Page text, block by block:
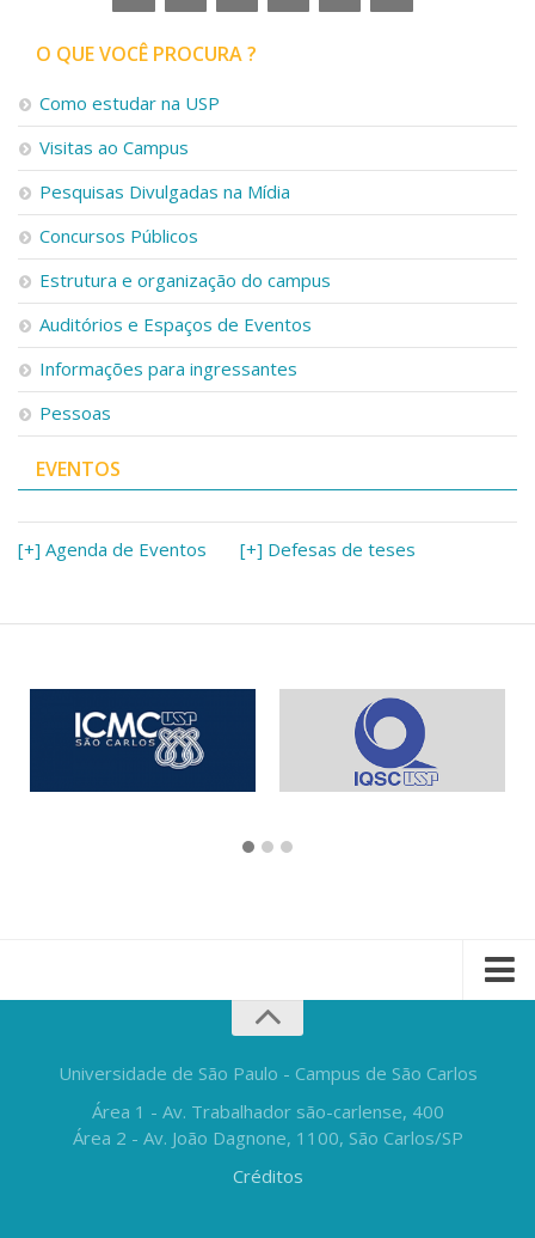
O QUE VOCÊ PROCURA ?
Como estudar na USP
Visitas ao Campus
Pesquisas Divulgadas na Mídia
Concursos Públicos
Estrutura e organização do campus
Auditórios e Espaços de Eventos
Informações para ingressantes
Pessoas
EVENTOS
[+] Agenda de Eventos [+] Defesas de teses
Universidade de São Paulo - Campus de São Carlos
Área 1 - Av. Trabalhador são-carlense, 400
Área 2 - Av. João Dagnone, 1100, São Carlos/SP
Créditos